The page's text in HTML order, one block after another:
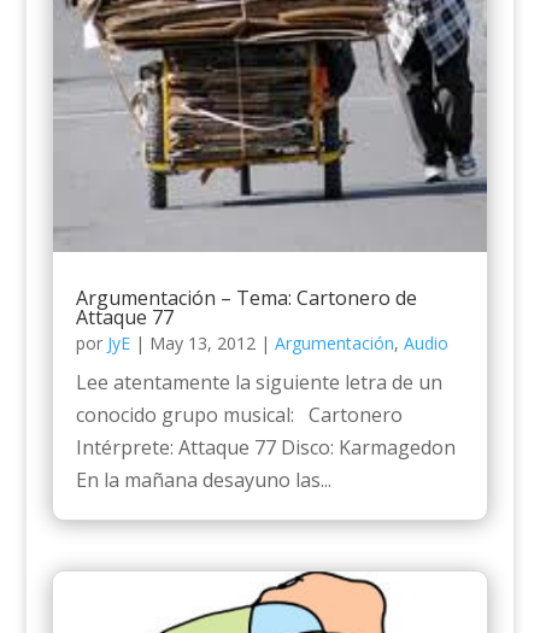
Argumentación – Tema: Cartonero de
Attaque 77
por JyE| May 13, 2012 | Argumentación, Audio
Lee atentamente la siguiente letra de un
conocido grupo musical: Cartonero
Intérprete: Attaque 77 Disco: Karmagedon
En la mañana desayuno las...